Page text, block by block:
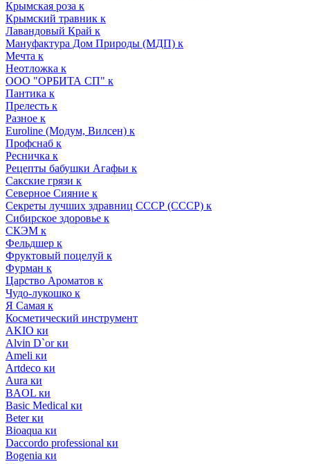
Крымская роза к
Крымский травник к
Лавандовый Край к
Мануфактура Дом Природы (МДП) к
Мечта к
Неотложка к
ООО "ОРБИТА СП" к
Пантика к
Прелесть к
Разное к
Euroline (Модум, Вилсен) к
Профснаб к
Ресничка к
Рецепты бабушки Агафьи к
Сакские грязи к
Северное Сияние к
Секреты лучших здравниц СССР (СССР) к
Сибирское здоровье к
СКЭМ к
Фельдшер к
Фруктовый поцелуй к
Фурман к
Царство Ароматов к
Чудо-лукошко к
Я Самая к
Косметический инструмент
AKIO ки
Alvin D`or ки
Ameli ки
Artdeco ки
Aura ки
BAOL ки
Basic Medical ки
Beter ки
Bioaqua ки
Daccordo professional ки
Bogenia ки